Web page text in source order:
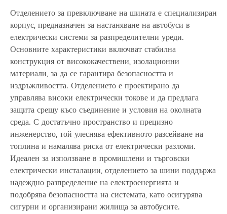
Отделението за превключване на шината е специализиран
корпус, предназначен за настаняване на автобуси в
електрически системи за разпределителни уреди.
Основните характеристики включват стабилна
конструкция от висококачествени, изолационни
материали, за да се гарантира безопасността и
издръжливостта. Отделението е проектирано да
управлява високи електрически токове и да предлага
защита срещу късо съединение и условия на околната
среда. С достатъчно пространство и прецизно
инженерство, той улеснява ефективното разсейване на
топлина и намалява риска от електрически разломи.
Идеален за използване в промишлени и търговски
електрически инсталации, отделението за шини поддържа
надеждно разпределение на електроенергията и
подобрява безопасността на системата, като осигурява
сигурни и организирани жилища за автобусите.